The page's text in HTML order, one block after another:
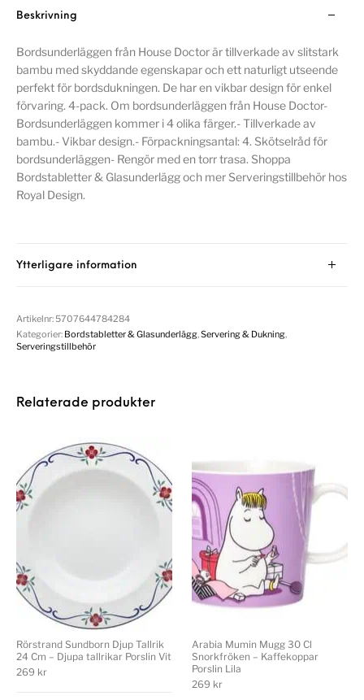
Beskrivning
Bordsunderläggen från House Doctor är tillverkade av slitstark
bambu med skyddande egenskapar och ett naturligt utseende
perfekt för bordsdukningen. De har en vikbar design för enkel
förvaring. 4-pack. Om bordsunderläggen från House Doctor-
Bordsunderläggen kommer i 4 olika färger.- Tillverkade av
bambu.- Vikbar design.- Förpackningsantal: 4. Skötselråd för
bordsunderläggen- Rengör med en torr trasa. Shoppa
Bordstabletter & Glasunderlägg och mer Serveringstillbehör hos
Royal Design.
Ytterligare information
Artikelnr: 5707644784284
Kategorier: Bordstabletter & Glasunderlägg ,Servering & Dukning
Serveringstillbehör
Relaterade produkter
Rörstrand Sundborn Djup Tallrik
24 Cm – Djupa tallrikar Porslin Vit
269 kr
Arabia Mumin Mugg 30 Cl
Snorkfröken – Kaffekoppar
Porslin Lila
269 kr